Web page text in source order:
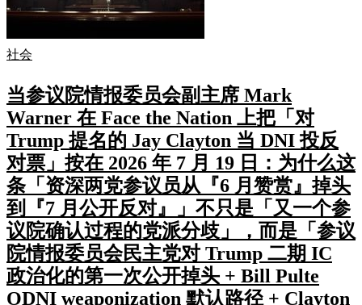
社会
当参议院情报委员会副主席 Mark
Warner 在 Face the Nation 上把「对
Trump 提名的 Jay Clayton 当 DNI 投反
对票」按在 2026 年 7 月 19 日：为什么这
条「资深两党参议员从『6 月赞赏』掉头
到『7 月公开反对』」不只是「又一个参
议院确认过程的党派分歧」，而是「参议
院情报委员会民主党对 Trump 二期 IC
政治化的第一次公开掉头 + Bill Pulte
ODNI weaponization 默认路径 + Clayton